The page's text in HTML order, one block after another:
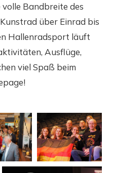
Bandbreite des
über Einrad bis
Hallenradsport läuft
Ausflüge,
viel Spaß beim